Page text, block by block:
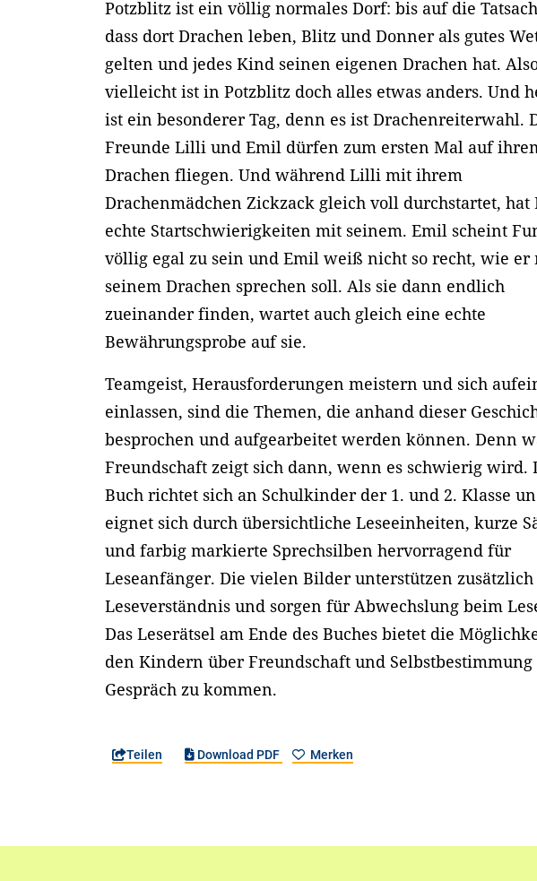
Potzblitz ist ein völlig normales Dorf: bis auf die
dass dort Drachen leben, Blitz und Donner als gutes
gelten und jedes Kind seinen eigenen Drachen hat.
vielleicht ist in Potzblitz doch alles etwas anders. Und
ist ein besonderer Tag, denn es ist Drachenreiterwahl.
Freunde Lilli und Emil dürfen zum ersten Mal auf
Drachen fliegen. Und während Lilli mit ihrem
Drachenmädchen Zickzack gleich voll durchstartet, hat
echte Startschwierigkeiten mit seinem. Emil scheint
völlig egal zu sein und Emil weiß nicht so recht, wie er
seinem Drachen sprechen soll. Als sie dann endlich
zueinander finden, wartet auch gleich eine echte
Bewährungsprobe auf sie.
Teamgeist, Herausforderungen meistern und sich
einlassen, sind die Themen, die anhand dieser
besprochen und aufgearbeitet werden können. Denn
Freundschaft zeigt sich dann, wenn es schwierig wird.
Buch richtet sich an Schulkinder der 1. und 2. Klasse
eignet sich durch übersichtliche Leseeinheiten, kurze
und farbig markierte Sprechsilben hervorragend für
Leseanfänger. Die vielen Bilder unterstützen zusätzlich
Leseverständnis und sorgen für Abwechslung beim
Das Leserätsel am Ende des Buches bietet die
den Kindern über Freundschaft und Selbstbestimmung
Gespräch zu kommen.
Teilen Download PDF Merken